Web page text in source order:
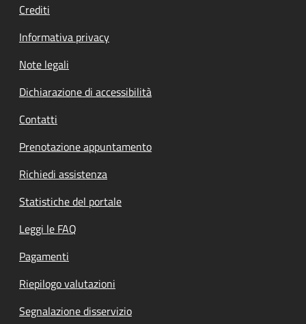
Crediti
Informativa privacy
Note legali
Dichiarazione di accessibilità
Contatti
Prenotazione appuntamento
Richiedi assistenza
Statistiche del portale
Leggi le FAQ
Pagamenti
Riepilogo valutazioni
Segnalazione disservizio